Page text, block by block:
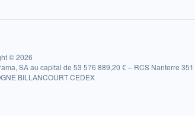
© 2026
SA au capital de 53 576 889,20 € – RCS Nanterre
BILLANCOURT CEDEX